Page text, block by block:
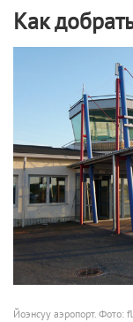
Как
Йоэнсуу аэропорт. Фото: